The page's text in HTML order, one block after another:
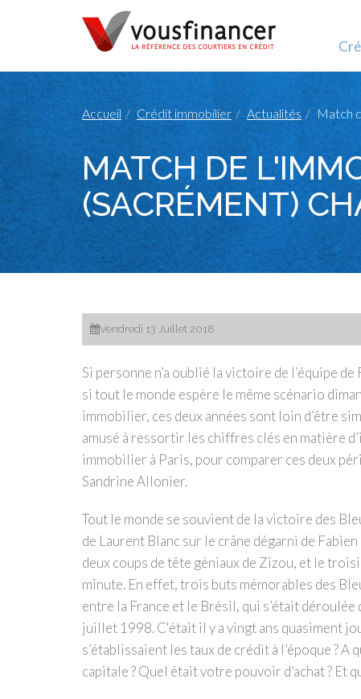
Accueil Crédit immobilier Actualités Match
MATCH DE
(SACRÉMENT)
Vendredi 13 Juillet 2018
Si personne n’a oublié la victoire de l’équipe
si tout le monde espère le même scénario
immobilier, ces deux années sont loin d’être
amusé à ressortir les chiffres clés en matière
immobilier à Paris, pour comparer ces deux
Sandrine Allonier.
Tout le monde se souvient de la victoire des
de Laurent Blanc sur le crâne dégarni de
deux coups de tête géniaux de Zizou, et le
minute. En effet, trois buts mémorables des
entre la France et le Brésil, qui s’était
juillet 1998. C'était il y a vingt ans quasiment
s’établissaient les taux de crédit à l’époque ?
capitale ? Quel était votre pouvoir d’achat ? Et